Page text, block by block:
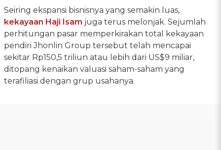
Seiring ekspansi bisnisnya yang semakin luas,
kekayaan Haji Isam juga terus melonjak. Sejumlah
perhitungan pasar memperkirakan total kekayaan
pendiri Jhonlin Group tersebut telah mencapai
sekitar Rp150,5 triliun atau lebih dari US$9 miliar,
ditopang kenaikan valuasi saham-saham yang
terafiliasi dengan grup usahanya.